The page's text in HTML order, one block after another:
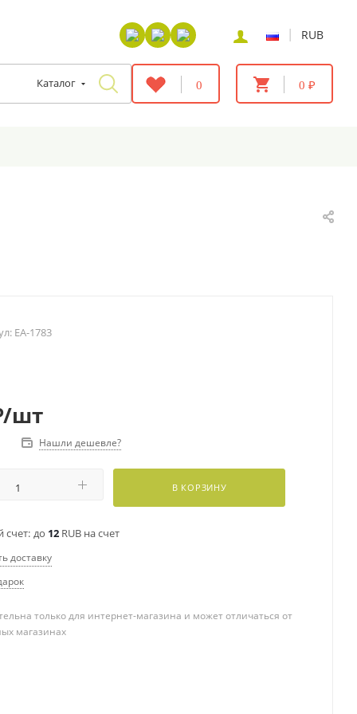
| RUB
Каталог 0 0 ₽
EA-1783
/шт
Нашли дешевле?
В КОРЗИНУ
счет: до 12RUB на счет
доставку
только для интернет-магазина и может отличаться от
магазинах